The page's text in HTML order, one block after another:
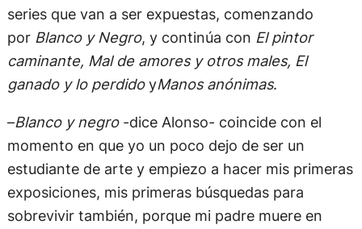
series que van a ser expuestas, comenzando
por Blanco y Negro, y continúa con El pintor
caminante, Mal de amores y otros males, El
ganado y lo perdidoyManos anónimas.
–Blanco y negro-dice Alonso- coincide con el
momento en que yo un poco dejo de ser un
estudiante de arte y empiezo a hacer mis primeras
exposiciones, mis primeras búsquedas para
sobrevivir también, porque mi padre muere en